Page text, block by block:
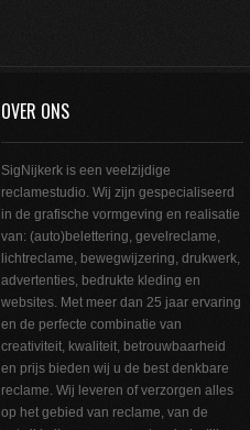
OVER ONS
SigNijkerk is een veelzijdige
reclamestudio. Wij zijn gespecialiseerd
in de grafische vormgeving en realisatie
van: (auto)belettering, gevelreclame,
lichtreclame, bewegwijzering, drukwerk,
advertenties, bedrukte kleding en
websites. Met meer dan 25 jaar ervaring
en de perfecte combinatie van
creativiteit, kwaliteit, betrouwbaarheid
en prijs bieden wij u de best denkbare
reclame. Wij leveren of verzorgen alles
op het gebied van reclame, van de